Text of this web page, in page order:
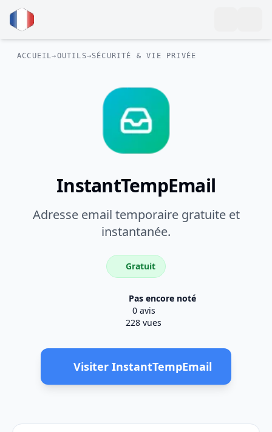
ACCUEIL→OUTILS→SÉCURITÉ & VIE PRIVÉE
InstantTempEmail
Adresse email temporaire gratuite et
instantanée.
Gratuit
Pas encore noté
0 avis
228 vues
Visiter InstantTempEmail